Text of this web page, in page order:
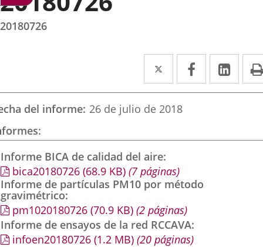
20180726
Twitter
Enlace
a
una
externa.
Facebook
Enlace
a
externa.
a
del informe 26 de julio de 2018
Informe BICA de calidad del aire
bica20180726 (68.9 KB) (7 páginas)
Informe de partículas PM10 por método
gravimétrico
pm1020180726 (70.9 KB) (2 páginas)
Informe de ensayos de la red RCCAVA
infoen20180726 (1.2 MB) (20 páginas)